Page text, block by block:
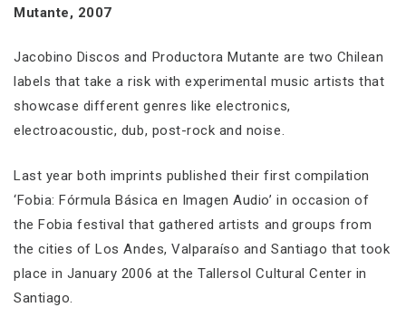
Mutante, 2007
Jacobino Discos and Productora Mutante are two Chilean
labels that take a risk with experimental music artists that
showcase different genres like electronics,
electroacoustic, dub, post-rock and noise.
Last year both imprints published their first compilation
‘Fobia: Fórmula Básica en Imagen Audio’ in occasion of
the Fobia festival that gathered artists and groups from
the cities of Los Andes, Valparaíso and Santiago that took
place in January 2006 at the Tallersol Cultural Center in
Santiago.